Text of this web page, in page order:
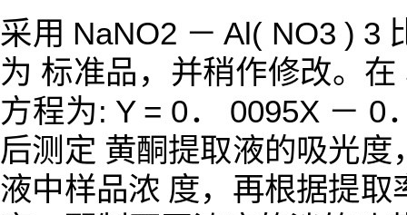
采用 NaNO2 － Al( NO3 ) 3
为 标准品，并稍作修改。
方程为: Y = 0． 0095X － 0
后测定 黄酮提取液的吸光
液中样品浓 度，再根据提